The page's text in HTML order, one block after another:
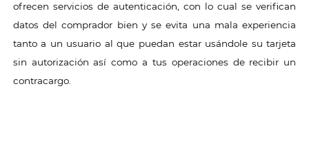
ofrecen servicios de autenticación, con lo cual se verifican
datos del comprador bien y se evita una mala experiencia
tanto a un usuario al que puedan estar usándole su tarjeta
sin autorización así como a tus operaciones de recibir un
contracargo.